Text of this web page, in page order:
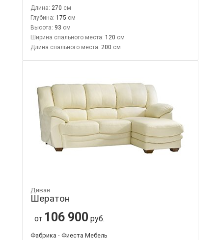
Длина: 270
Глубина: 175
Высота: 93
Ширина спального места: 120
Длина спального места: 200
Диван
Шератон
от 106 900 руб.
Фабрика - Фиеста Мебель